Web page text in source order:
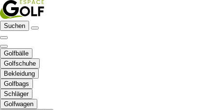
Suchen
Golfbälle
Golfschuhe
Bekleidung
Golfbags
Schläger
Golfwagen